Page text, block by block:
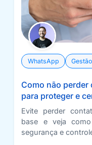
WhatsApp
Como não
para proteger e
Evite perder
base e veja
segurança e